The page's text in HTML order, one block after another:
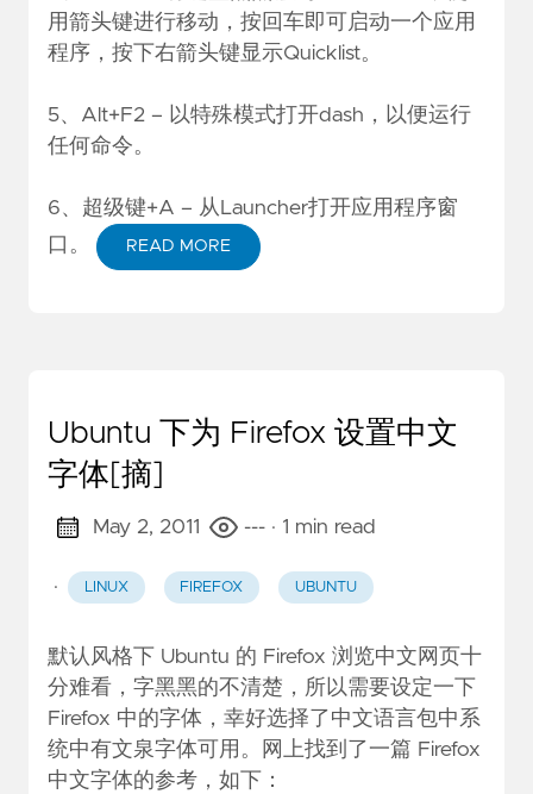
用箭头键进行移动，按回车即可启动一个应用
程序，按下右箭头键显示Quicklist。
5、Alt+F2 – 以特殊模式打开dash，以便运行
任何命令。
6、超级键+A – 从Launcher打开应用程序窗
口。
READ MORE
Ubuntu 下为 Firefox 设置中文
字体[摘]
May 2, 2011 --- · 1 min read
· LINUX FIREFOX UBUNTU
默认风格下 Ubuntu 的 Firefox 浏览中文网页十
分难看，字黑黑的不清楚，所以需要设定一下
Firefox 中的字体，幸好选择了中文语言包中系
统中有文泉字体可用。网上找到了一篇 Firefox
中文字体的参考，如下：